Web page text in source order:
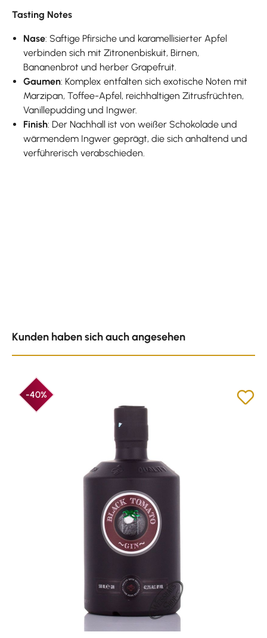
Tasting Notes
Nase: Saftige Pfirsiche und karamellisierter Apfel
verbinden sich mit Zitronenbiskuit, Birnen,
Bananenbrot und herber Grapefruit.
Gaumen: Komplex entfalten sich exotische Noten mit
Marzipan, Toffee-Apfel, reichhaltigen Zitrusfrüchten,
Vanillepudding und Ingwer.
Finish: Der Nachhall ist von weißer Schokolade und
wärmendem Ingwer geprägt, die sich anhaltend und
verführerisch verabschieden.
Kunden haben sich auch angesehen
-40%